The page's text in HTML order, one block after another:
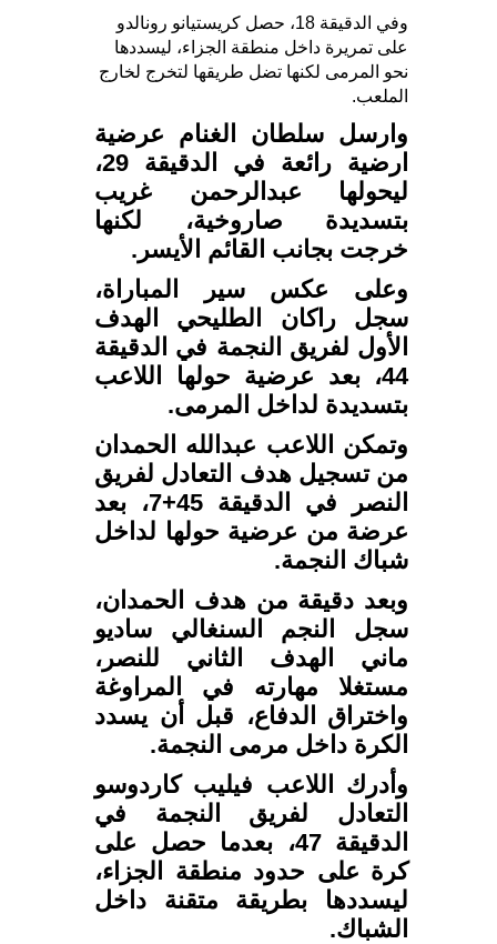
وفي الدقيقة 18، حصل كريستيانو رونالدو
على تمريرة داخل منطقة الجزاء، ليسددها
نحو المرمى لكنها تضل طريقها لتخرج لخارج
الملعب.
وارسل سلطان الغنام عرضية
ارضية رائعة في الدقيقة 29،
ليحولها عبدالرحمن غريب
بتسديدة صاروخية، لكنها
خرجت بجانب القائم الأيسر.
وعلى عكس سير المباراة،
سجل راكان الطليحي الهدف
الأول لفريق النجمة في الدقيقة
44، بعد عرضية حولها اللاعب
بتسديدة لداخل المرمى.
وتمكن اللاعب عبدالله الحمدان
من تسجيل هدف التعادل لفريق
النصر في الدقيقة 45+7، بعد
عرضة من عرضية حولها لداخل
شباك النجمة.
وبعد دقيقة من هدف الحمدان،
سجل النجم السنغالي ساديو
ماني الهدف الثاني للنصر،
مستغلا مهارته في المراوغة
واختراق الدفاع، قبل أن يسدد
الكرة داخل مرمى النجمة.
وأدرك اللاعب فيليب كاردوسو
التعادل لفريق النجمة في
الدقيقة 47، بعدما حصل على
كرة على حدود منطقة الجزاء،
ليسددها بطريقة متقنة داخل
الشباك.